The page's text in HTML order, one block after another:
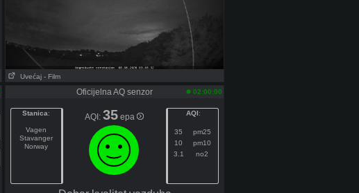
Uvećaj - Film
Oficijelna AQ senzor 02:00:00
Stanica:
Vagen
Stavanger
Norway
AQI: 35 epa AQI:
35
pm25
10
pm10
3.1
no2